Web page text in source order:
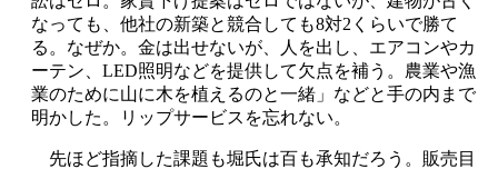
なっても、他社の新築と競合しても8対2くらいで勝て
る。なぜか。金は出せないが、人を出し、エアコンやカ
ーテン、LED照明などを提供して欠点を補う。農業や漁
業のために山に木を植えるのと一緒」などと手の内まで
明かした。リップサービスを忘れない。
先ほど指摘した課題も堀氏は百も承知だろう。販売目